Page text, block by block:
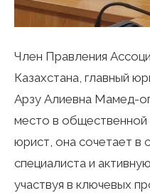
Член Правления
Казахстана, главный
Арзу Алиевна Мамед-
место в
юрист, она сочетает в
специалиста и
участвуя в ключевых